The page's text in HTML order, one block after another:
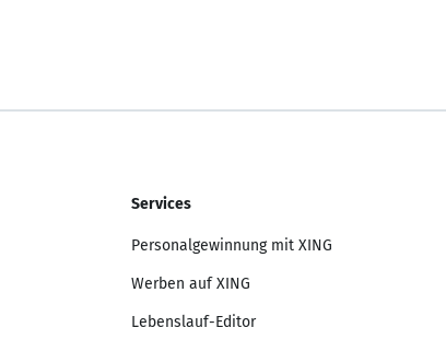
Services
Personalgewinnung mit XING
Werben auf XING
Lebenslauf-Editor